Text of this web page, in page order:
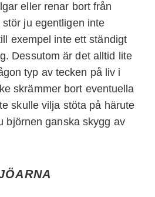
eller renar bort från
ju egentligen inte
exempel inte ett ständigt
Dessutom är det alltid lite
typ av tecken på liv i
skrämmer bort eventuella
skulle vilja stöta på härute
björnen ganska skygg av